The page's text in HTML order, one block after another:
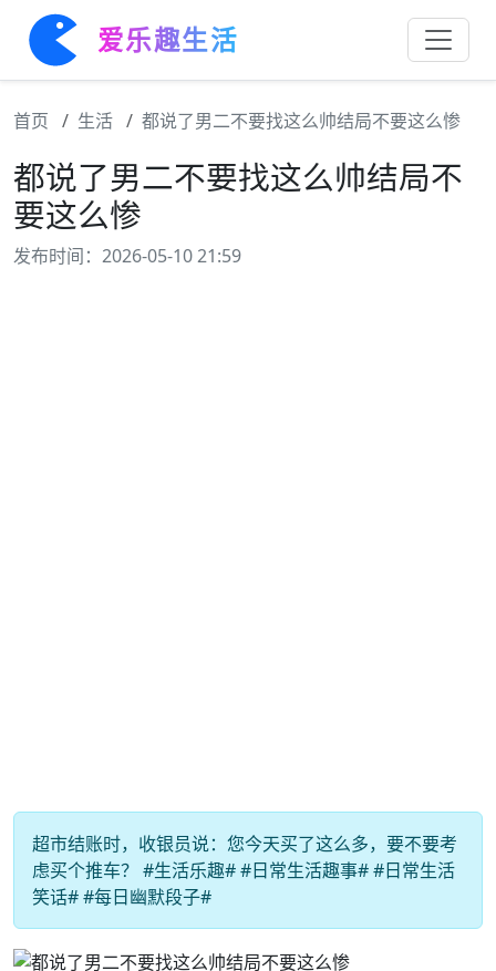
爱乐趣生活
首页 生活 都说了男二不要找这么帅结局不要这么惨
都说了男二不要找这么帅结局不
要这么惨
发布时间：2026-05-10 21:59
超市结账时，收银员说：您今天买了这么多，要不要考
虑买个推车？ #生活乐趣# #日常生活趣事# #日常生活
笑话# #每日幽默段子#